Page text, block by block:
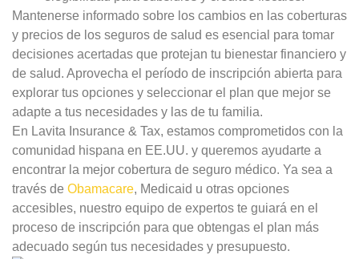
Mantenerse informado sobre los cambios en las coberturas
y precios de los seguros de salud es esencial para tomar
decisiones acertadas que protejan tu bienestar financiero y
de salud. Aprovecha el período de inscripción abierta para
explorar tus opciones y seleccionar el plan que mejor se
adapte a tus necesidades y las de tu familia.
En Lavita Insurance & Tax, estamos comprometidos con la
comunidad hispana en EE.UU. y queremos ayudarte a
encontrar la mejor cobertura de seguro médico. Ya sea a
través de Obamacare, Medicaid u otras opciones
accesibles, nuestro equipo de expertos te guiará en el
proceso de inscripción para que obtengas el plan más
adecuado según tus necesidades y presupuesto.